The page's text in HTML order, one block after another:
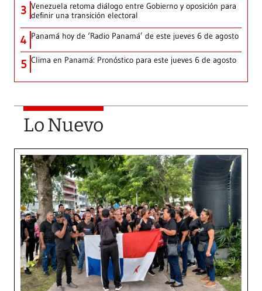
3 Venezuela retoma diálogo entre Gobierno y oposición para
definir una transición electoral
4 Panamá hoy de ‘Radio Panamá’ de este jueves 6 de agosto
5 Clima en Panamá: Pronóstico para este jueves 6 de agosto
Lo Nuevo